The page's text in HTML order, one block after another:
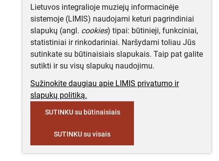
Lietuvos integralioje muziejų informacinėje
sistemoje (LIMIS) naudojami keturi pagrindiniai
slapukų (angl. cookies) tipai: būtinieji, funkciniai,
statistiniai ir rinkodariniai. Naršydami toliau Jūs
sutinkate su būtinaisiais slapukais. Taip pat galite
sutikti ir su visų slapukų naudojimu.
Sužinokite daugiau apie LIMIS privatumo ir
slapukų politiką.
SUTINKU su būtinaisiais
SUTINKU su visais